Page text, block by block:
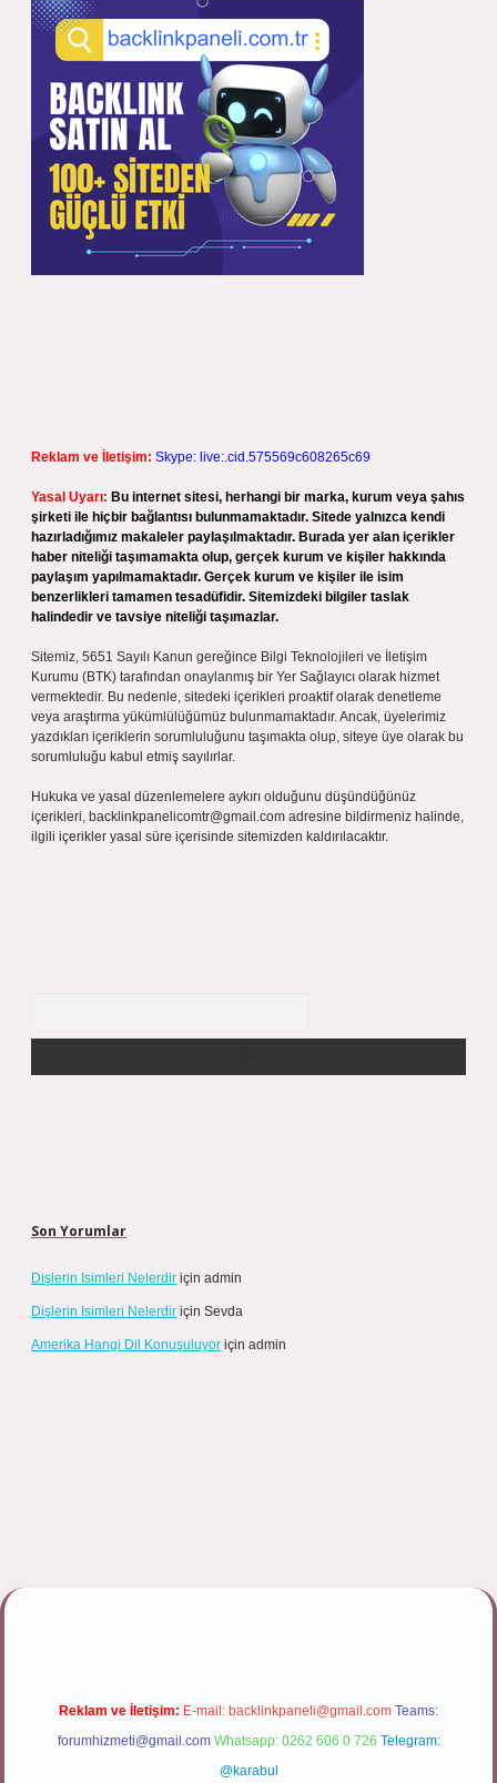
Reklam ve İletişim: Skype: live:.cid.575569c608265c69
Yasal Uyarı: Bu internet sitesi, herhangi bir marka, kurum veya şahıs
şirketi ile hiçbir bağlantısı bulunmamaktadır. Sitede yalnızca kendi
hazırladığımız makaleler paylaşılmaktadır. Burada yer alan içerikler
haber niteliği taşımamakta olup, gerçek kurum ve kişiler hakkında
paylaşım yapılmamaktadır. Gerçek kurum ve kişiler ile isim
benzerlikleri tamamen tesadüfidir. Sitemizdeki bilgiler taslak
halindedir ve tavsiye niteliği taşımazlar.
Sitemiz, 5651 Sayılı Kanun gereğince Bilgi Teknolojileri ve İletişim
Kurumu (BTK) tarafından onaylanmış bir Yer Sağlayıcı olarak hizmet
vermektedir. Bu nedenle, sitedeki içerikleri proaktif olarak denetleme
veya araştırma yükümlülüğümüz bulunmamaktadır. Ancak, üyelerimiz
yazdıkları içeriklerin sorumluluğunu taşımakta olup, siteye üye olarak bu
sorumluluğu kabul etmiş sayılırlar.
Hukuka ve yasal düzenlemelere aykırı olduğunu düşündüğünüz
içerikleri, backlinkpanelicomtr@gmail.com adresine bildirmeniz halinde,
ilgili içerikler yasal süre içerisinde sitemizden kaldırılacaktır.
Son Yorumlar
Dişlerin Isimleri Nelerdir için admin
Dişlerin Isimleri Nelerdir için Sevda
Amerika Hangi Dil Konuşuluyor için admin
Reklam ve İletişim: E-mail: backlinkpaneli@gmail.com Teams:
forumhizmeti@gmail.com Whatsapp: 0262 606 0 726 Telegram:
@karabul